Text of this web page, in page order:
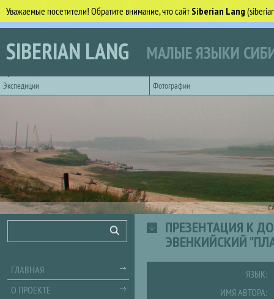
Уважаемые посетители! Обратите внимание, что сайтSiberian Lang
Перейти к основному содержанию
SIBERIAN LANG МАЛЫЕ ЯЗЫКИ
Экспедиции
Фотографии
ПРЕЗЕНТАЦИЯ К
ЭВЕНКИЙСКИЙ
ЯЗЫК:
ИМЯ АВТОРА:
Поиск
ГЛАВНАЯ
О ПРОЕКТЕ